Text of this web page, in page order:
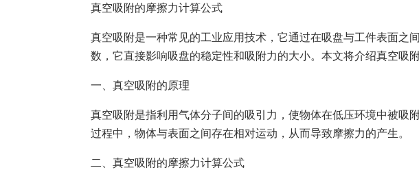
真空吸附的摩擦力计算公式
真空吸附是一种常见的工业应用技术，它通过在吸盘与工件表面之
数，它直接影响吸盘的稳定性和吸附力的大小。本文将介绍真空吸
一、真空吸附的原理
真空吸附是指利用气体分子间的吸引力，使物体在低压环境中被
过程中，物体与表面之间存在相对运动，从而导致摩擦力的产生。
二、真空吸附的摩擦力计算公式